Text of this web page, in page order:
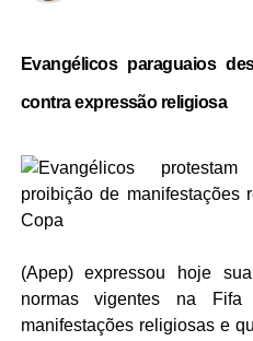
Evangélicos paraguaios
contra expressão religiosa
(Apep) expressou hoje
normas vigentes na
manifestações religiosas e